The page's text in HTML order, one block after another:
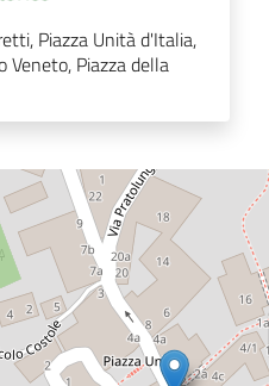
Piazza Unità d'Italia,
Veneto, Piazza della